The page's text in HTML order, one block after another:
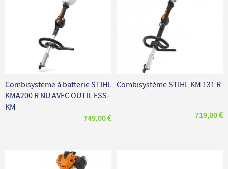
Combisystème à batterie STIHL
KMA200 R NU AVEC OUTIL FSS-
KM
749,00 €
Combisystème STIHL KM 131 R
719,00 €